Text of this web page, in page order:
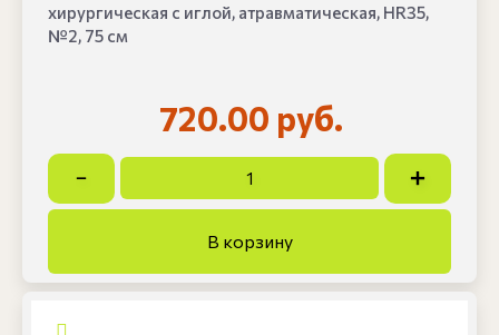
хирургическая с иглой, атравматическая, HR35,
№2, 75 см
720.00 руб.